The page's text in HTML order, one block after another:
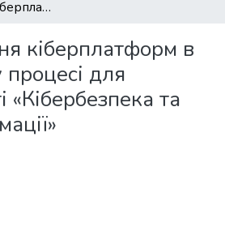
Впровадження кіберплатформ в навчальному процесі для спеціальності «Кібербезпека та захист інформації»
кіберплатформ в
для
«Кібербезпека та